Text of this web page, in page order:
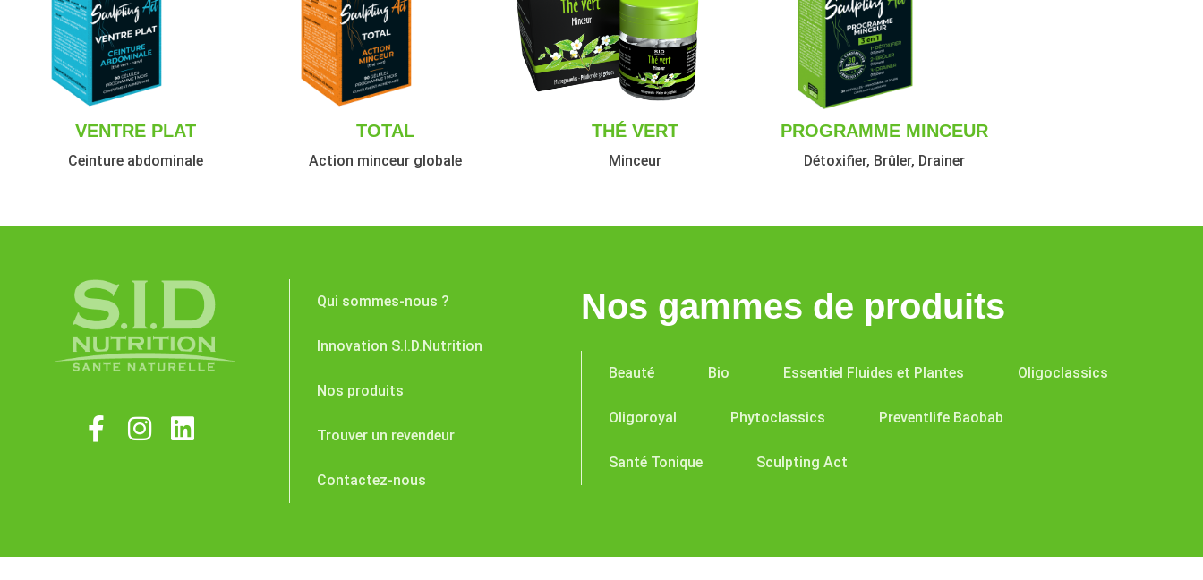
VENTRE PLAT
Ceinture abdominale
TOTAL
Action minceur globale
THÉ VERT
Minceur
PROGRAMME MINCEUR
Détoxifier, Brûler, Drainer
Qui sommes-nous ?
Innovation S.I.D.Nutrition
Nos produits
Trouver un revendeur
Contactez-nous
Nos gammes de produits
Beauté Bio Essentiel Fluides et Plantes Oligoclassics
Oligoroyal Phytoclassics Preventlife Baobab
Santé Tonique Sculpting Act